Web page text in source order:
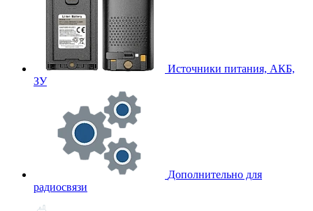
Источники питания, АКБ,
ЗУ
Дополнительно для
радиосвязи